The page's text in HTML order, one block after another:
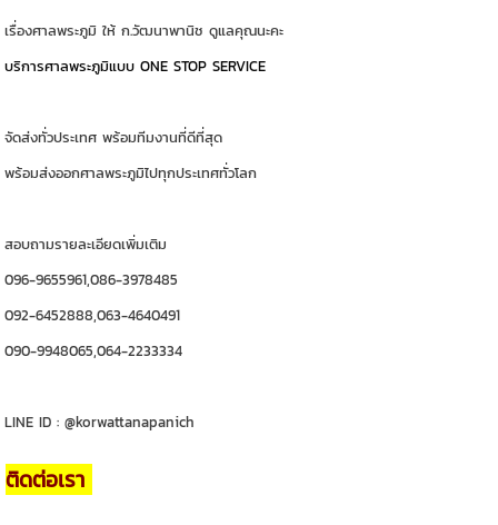
เรื่องศาลพระภูมิ ให้ ก.วัฒนาพานิช ดูแลคุณนะคะ
บริการศาลพระภูมิแบบ ONE STOP SERVICE
จัดส่งทั่วประเทศ พร้อมทีมงานที่ดีที่สุด
พร้อมส่งออกศาลพระภูมิไปทุกประเทศทั่วโลก
สอบถามรายละเอียดเพิ่มเติม
096-9655961,086-3978485
092-6452888,063-4640491
090-9948065,064-2233334
LINE ID : @korwattanapanich
ติดต่อเรา